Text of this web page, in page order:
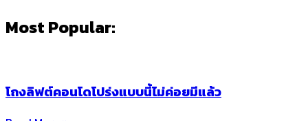
Most Popular:
โถงลิฟต์คอนโดโปร่งแบบนี้ไม่ค่อยมีแล้ว